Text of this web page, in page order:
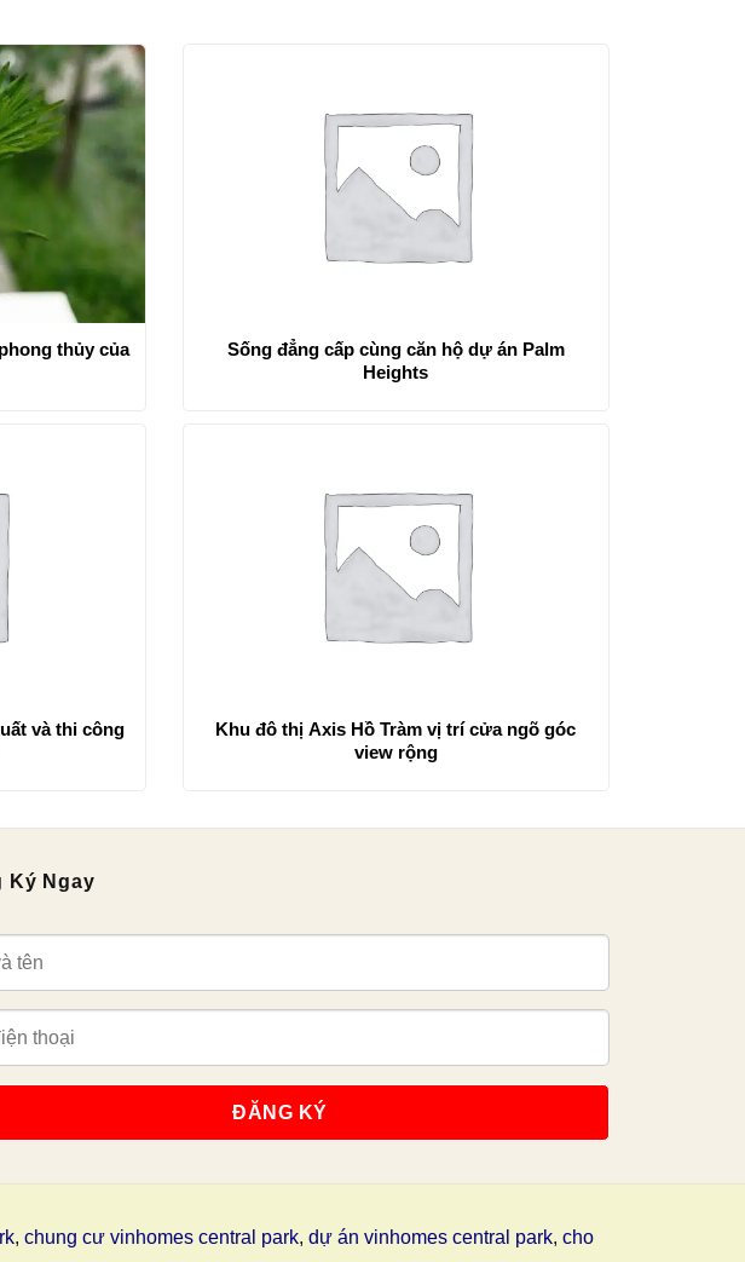
thủy của
Sống đẳng cấp cùng căn hộ dự án Palm
Heights
và thi công
Khu đô thị Axis Hồ Tràm vị trí cửa ngõ góc
view rộng
Ký Ngay
, chung cư vinhomes central park, dự án vinhomes central park, cho